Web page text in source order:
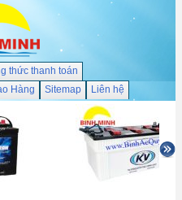
thức thanh toán
Hàng Sitemap Liên hệ